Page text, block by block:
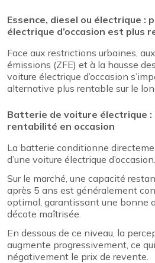
Essence, diesel ou électrique :
électrique d’occasion est plus
Face aux restrictions urbaines,
émissions (ZFE) et à la hausse
voiture électrique d’occasion
alternative plus rentable sur le
Batterie de voiture électrique :
rentabilité en occasion
La batterie conditionne
d’une voiture électrique d’occasion.
Sur le marché, une capacité
après 5 ans est généralement
optimal, garantissant une bonne
décote maîtrisée.
En dessous de ce niveau, la
augmente progressivement, ce
négativement le prix de revente.